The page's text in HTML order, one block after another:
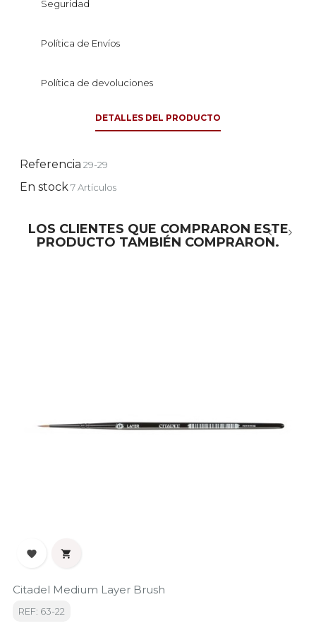
Seguridad
Política de Envíos
Política de devoluciones
DETALLES DEL PRODUCTO
Referencia 29-29
En stock7 Artículos
LOS CLIENTES QUE COMPRARON ESTE
PRODUCTO TAMBIÉN COMPRARON.
 
Citadel Medium Layer Brush
REF: 63-22